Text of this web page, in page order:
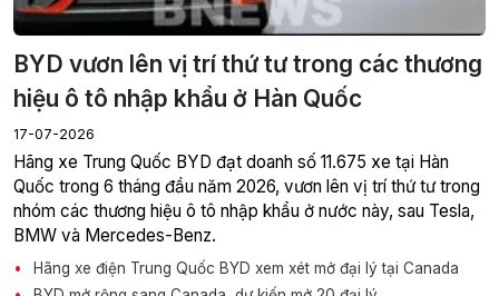
BYD vươn lên vị trí thứ tư trong các thương
hiệu ô tô nhập khẩu ở Hàn Quốc
17-07-2026
Hãng xe Trung Quốc BYD đạt doanh số 11.675 xe tại Hàn
Quốc trong 6 tháng đầu năm 2026, vươn lên vị trí thứ tư trong
nhóm các thương hiệu ô tô nhập khẩu ở nước này, sau Tesla,
BMW và Mercedes-Benz.
Hãng xe điện Trung Quốc BYD xem xét mở đại lý tại Canada